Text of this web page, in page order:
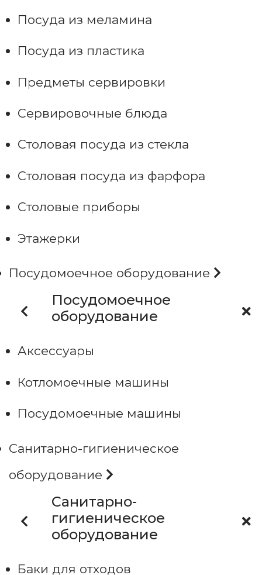
Посуда из меламина
Посуда из пластика
Предметы сервировки
Сервировочные блюда
Столовая посуда из стекла
Столовая посуда из фарфора
Столовые приборы
Этажерки
Посудомоечное оборудование
Посудомоечное
оборудование
Аксессуары
Котломоечные машины
Посудомоечные машины
Санитарно-гигиеническое
оборудование
Санитарно-
гигиеническое
оборудование
Баки для отходов